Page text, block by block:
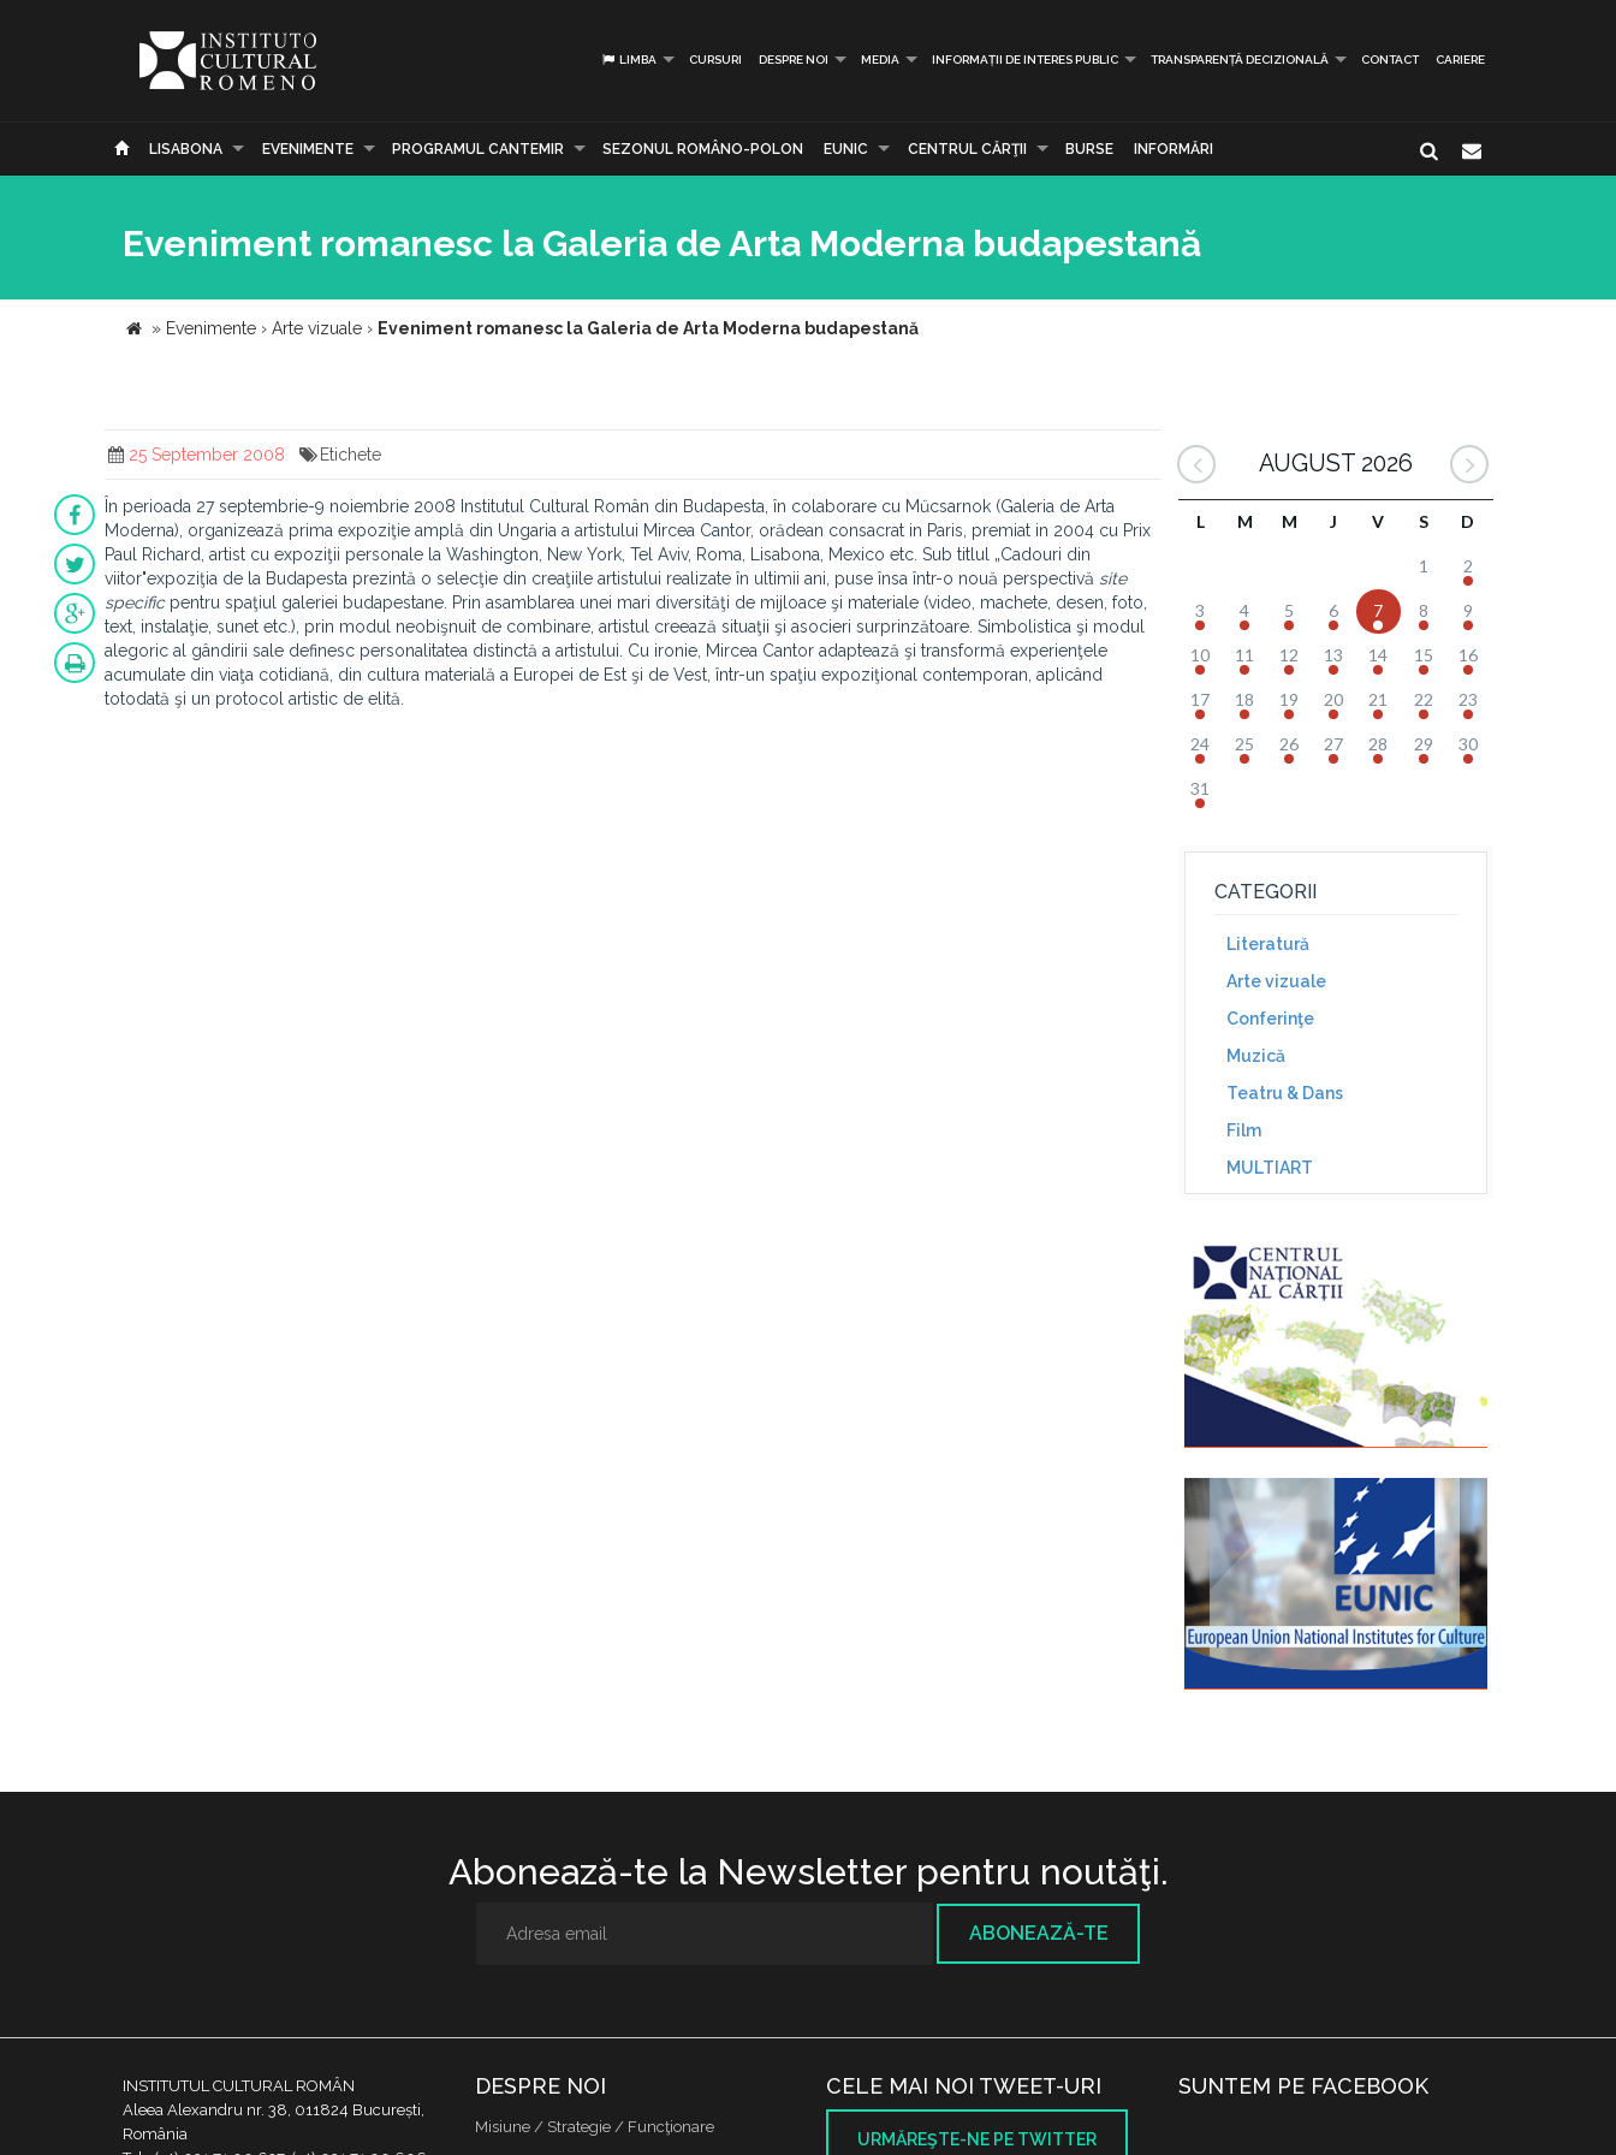
LIMBA CURSURI DESPRE NOI MEDIA INFORMAȚII DE INTERES PUBLIC TRANSPARENȚĂ DECIZIONALĂ CONTACT CARIERE
LISABONA EVENIMENTE PROGRAMUL CANTEMIR SEZONUL ROMÂNO-POLON EUNIC CENTRUL CĂRŢII BURSE INFORMĂRI
Eveniment romanesc la Galeria de Arta Moderna budapestană
» Evenimente › Arte vizuale › Eveniment romanesc la Galeria de Arta Moderna budapestană
25 September 2008 Etichete
În perioada 27 septembrie-9 noiembrie 2008 Institutul Cultural Român din Budapesta, în colaborare cu Műcsarnok (Galeria de Arta
Moderna), organizează prima expoziţie amplă din Ungaria a artistului Mircea Cantor, orădean consacrat in Paris, premiat in 2004 cu Prix
Paul Richard, artist cu expoziţii personale la Washington, New York, Tel Aviv, Roma, Lisabona, Mexico etc. Sub titlul „Cadouri din
viitor"expoziţia de la Budapesta prezintă o selecţie din creaţiile artistului realizate în ultimii ani, puse însa într-o nouă perspectivă site
specificpentru spaţiul galeriei budapestane. Prin asamblarea unei mari diversităţi de mijloace şi materiale (video, machete, desen, foto,
text, instalaţie, sunet etc.), prin modul neobişnuit de combinare, artistul creează situaţii şi asocieri surprinzătoare. Simbolistica şi modul
alegoric al gândirii sale definesc personalitatea distinctă a artistului. Cu ironie, Mircea Cantor adaptează şi transformă experienţele
acumulate din viaţa cotidiană, din cultura materială a Europei de Est şi de Vest, într-un spaţiu expoziţional contemporan, aplicând
totodată şi un protocol artistic de elită.
AUGUST 2026
L M M J V S D
1 2
3 4 5 6 7 8 9
10 11 12 13 14 15 16
17 18 19 20 21 22 23
24 25 26 27 28 29 30
31
CATEGORII
Literatură
Arte vizuale
Conferinţe
Muzică
Teatru & Dans
Film
MULTIART
Abonează-te la Newsletter pentru noutăţi.
ABONEAZĂ-TE
INSTITUTUL CULTURAL ROMÂN
Aleea Alexandru nr. 38, 011824 București,
România
DESPRE NOI
Misiune / Strategie / Funcţionare
CELE MAI NOI TWEET-URI
URMĂREŞTE-NE PE TWITTER
SUNTEM PE FACEBOOK